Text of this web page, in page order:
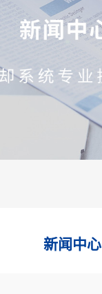
新闻中心